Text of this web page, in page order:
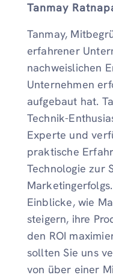
Tanmay
Tanmay,
erfahrener
nachweislichen
Unternehmen
aufgebaut hat.
Technik-
Experte und
praktische
Technologie zur
Einblicke, wie
steigern, ihre
den ROI
sollten Sie uns
von über einer